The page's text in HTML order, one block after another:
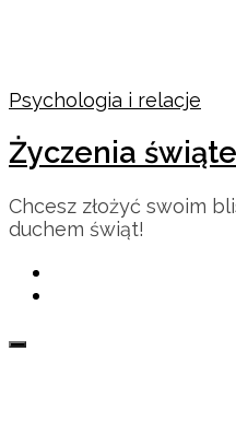
Psychologia i relacje
Życzenia
Chcesz złożyć swoim
duchem świąt!